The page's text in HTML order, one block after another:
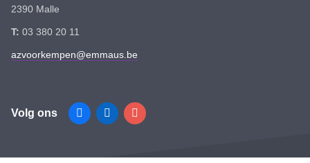
2390 Malle
T: 03 380 20 11
azvoorkempen@emmaus.be
Volg ons FacebookLinkedinInstagram